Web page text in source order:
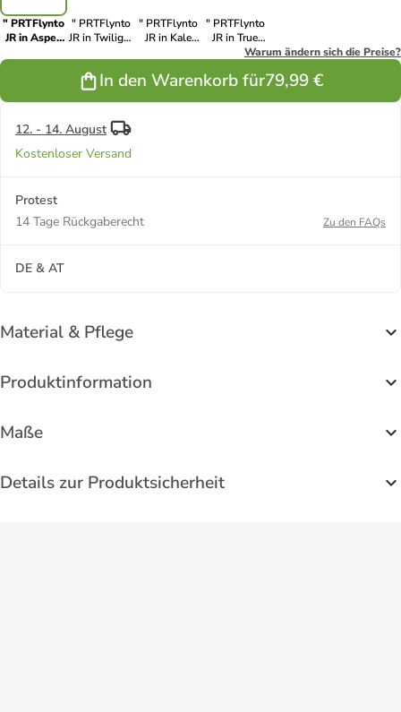
" PRTFlynto
JR in Aspen
" PRTFlynto
JR in Twilight
" PRTFlynto
JR in Kale
" PRTFlynto
JR in True
BlackWarum ändern sich die Preise?
In den Warenkorb für79,99 €
12. - 14. August
Kostenloser Versand
Protest
14 Tage Rückgaberecht
Zu den FAQs
DE & AT
Material & Pflege
Produktinformation
Maße
Details zur Produktsicherheit